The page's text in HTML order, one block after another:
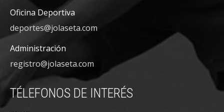
Oficina Deportiva
deportes@jolaseta.com
Administración
registro@jolaseta.com
TÉLEFONOS DE INTERÉS